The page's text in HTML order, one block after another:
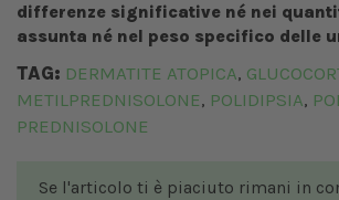
differenze significative né nei
assunta né nel peso specifico delle
TAG: DERMATITE ATOPICA,
METILPREDNISOLONE, POLIDIPSIA,
PREDNISOLONE
Se l'articolo ti è piaciuto rimani in